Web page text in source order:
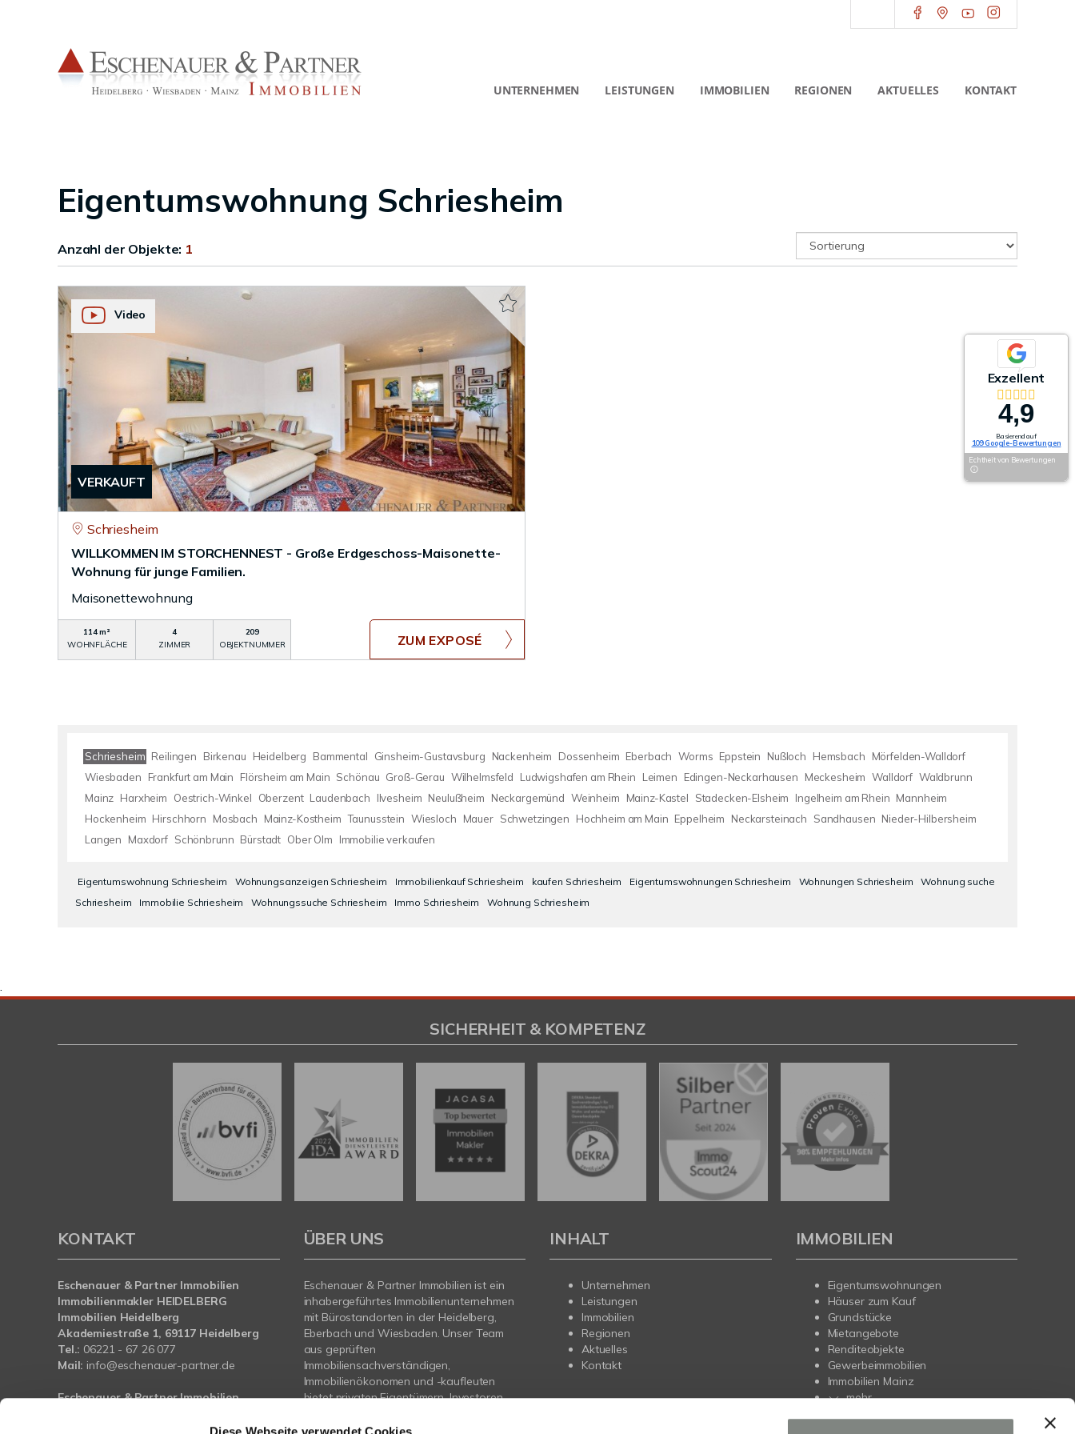
Diese Webseite verwendet Cookies
UNTERNEHMEN LEISTUNGEN IMMOBILIEN REGIONEN AKTUELLES KONTAKT
Eigentumswohnung Schriesheim
Anzahl der Objekte: 1
VERKAUFT
Video
Schriesheim
WILLKOMMEN IM STORCHENNEST - Große Erdgeschoss-Maisonette-
Wohnung für junge Familien.
Maisonettewohnung
114 m²
WOHNFLÄCHE
4
ZIMMER
209
OBJEKTNUMMER
ZUM EXPOSÉ
Schriesheim Reilingen Birkenau Heidelberg Bammental Ginsheim-Gustavsburg Nackenheim Dossenheim Eberbach Worms Eppstein Nußloch Hemsbach
Mörfelden-Walldorf
Wiesbaden
Frankfurt am Main Flörsheim am Main Schönau Groß-Gerau Wilhelmsfeld Ludwigshafen am Rhein Leimen Edingen-Neckarhausen Meckesheim Walldorf Waldbrunn
Mainz Harxheim Oestrich-Winkel Oberzent Laudenbach Ilvesheim Neulußheim Neckargemünd Weinheim Mainz-Kastel Stadecken-Elsheim Ingelheim am Rhein Mannheim
Hockenheim Hirschhorn Mosbach Mainz-Kostheim Taunusstein Wiesloch Mauer Schwetzingen Hochheim am Main Eppelheim Neckarsteinach Sandhausen Nieder-Hilbersheim
Langen
Maxdorf Schönbrunn Bürstadt Ober Olm Immobilie verkaufen
Eigentumswohnung Schriesheim Wohnungsanzeigen Schriesheim Immobilienkauf Schriesheim kaufen Schriesheim Eigentumswohnungen Schriesheim Wohnungen Schriesheim
Wohnung suche
Schriesheim
Immobilie Schriesheim Wohnungssuche Schriesheim Immo Schriesheim Wohnung Schriesheim
Exzellent
4,9
Basierend auf
109 Google-Bewertungen
Echtheit von Bewertungen
.
SICHERHEIT & KOMPETENZ
KONTAKT
Eschenauer & Partner Immobilien
Immobilienmakler HEIDELBERG
Immobilien Heidelberg
Akademiestraße 1, 69117 Heidelberg
Tel.: 06221 - 67 26 077
Mail: info@eschenauer-partner.de
Eschenauer & Partner Immobilien
ÜBER UNS
Eschenauer & Partner Immobilien ist ein
inhabergeführtes Immobilienunternehmen
mit Bürostandorten in der Heidelberg,
Eberbach und Wiesbaden. Unser Team
aus geprüften
Immobiliensachverständigen,
Immobilienökonomen und -kaufleuten
bietet privaten Eigentümern, Investoren
Unterstützung beim Verkauf, der
INHALT
Unternehmen
Leistungen
Immobilien
Regionen
Aktuelles
Kontakt
IMMOBILIEN
Eigentumswohnungen
Häuser zum Kauf
Grundstücke
Mietangebote
Renditeobjekte
Gewerbeimmobilien
Immobilien Mainz
mehr